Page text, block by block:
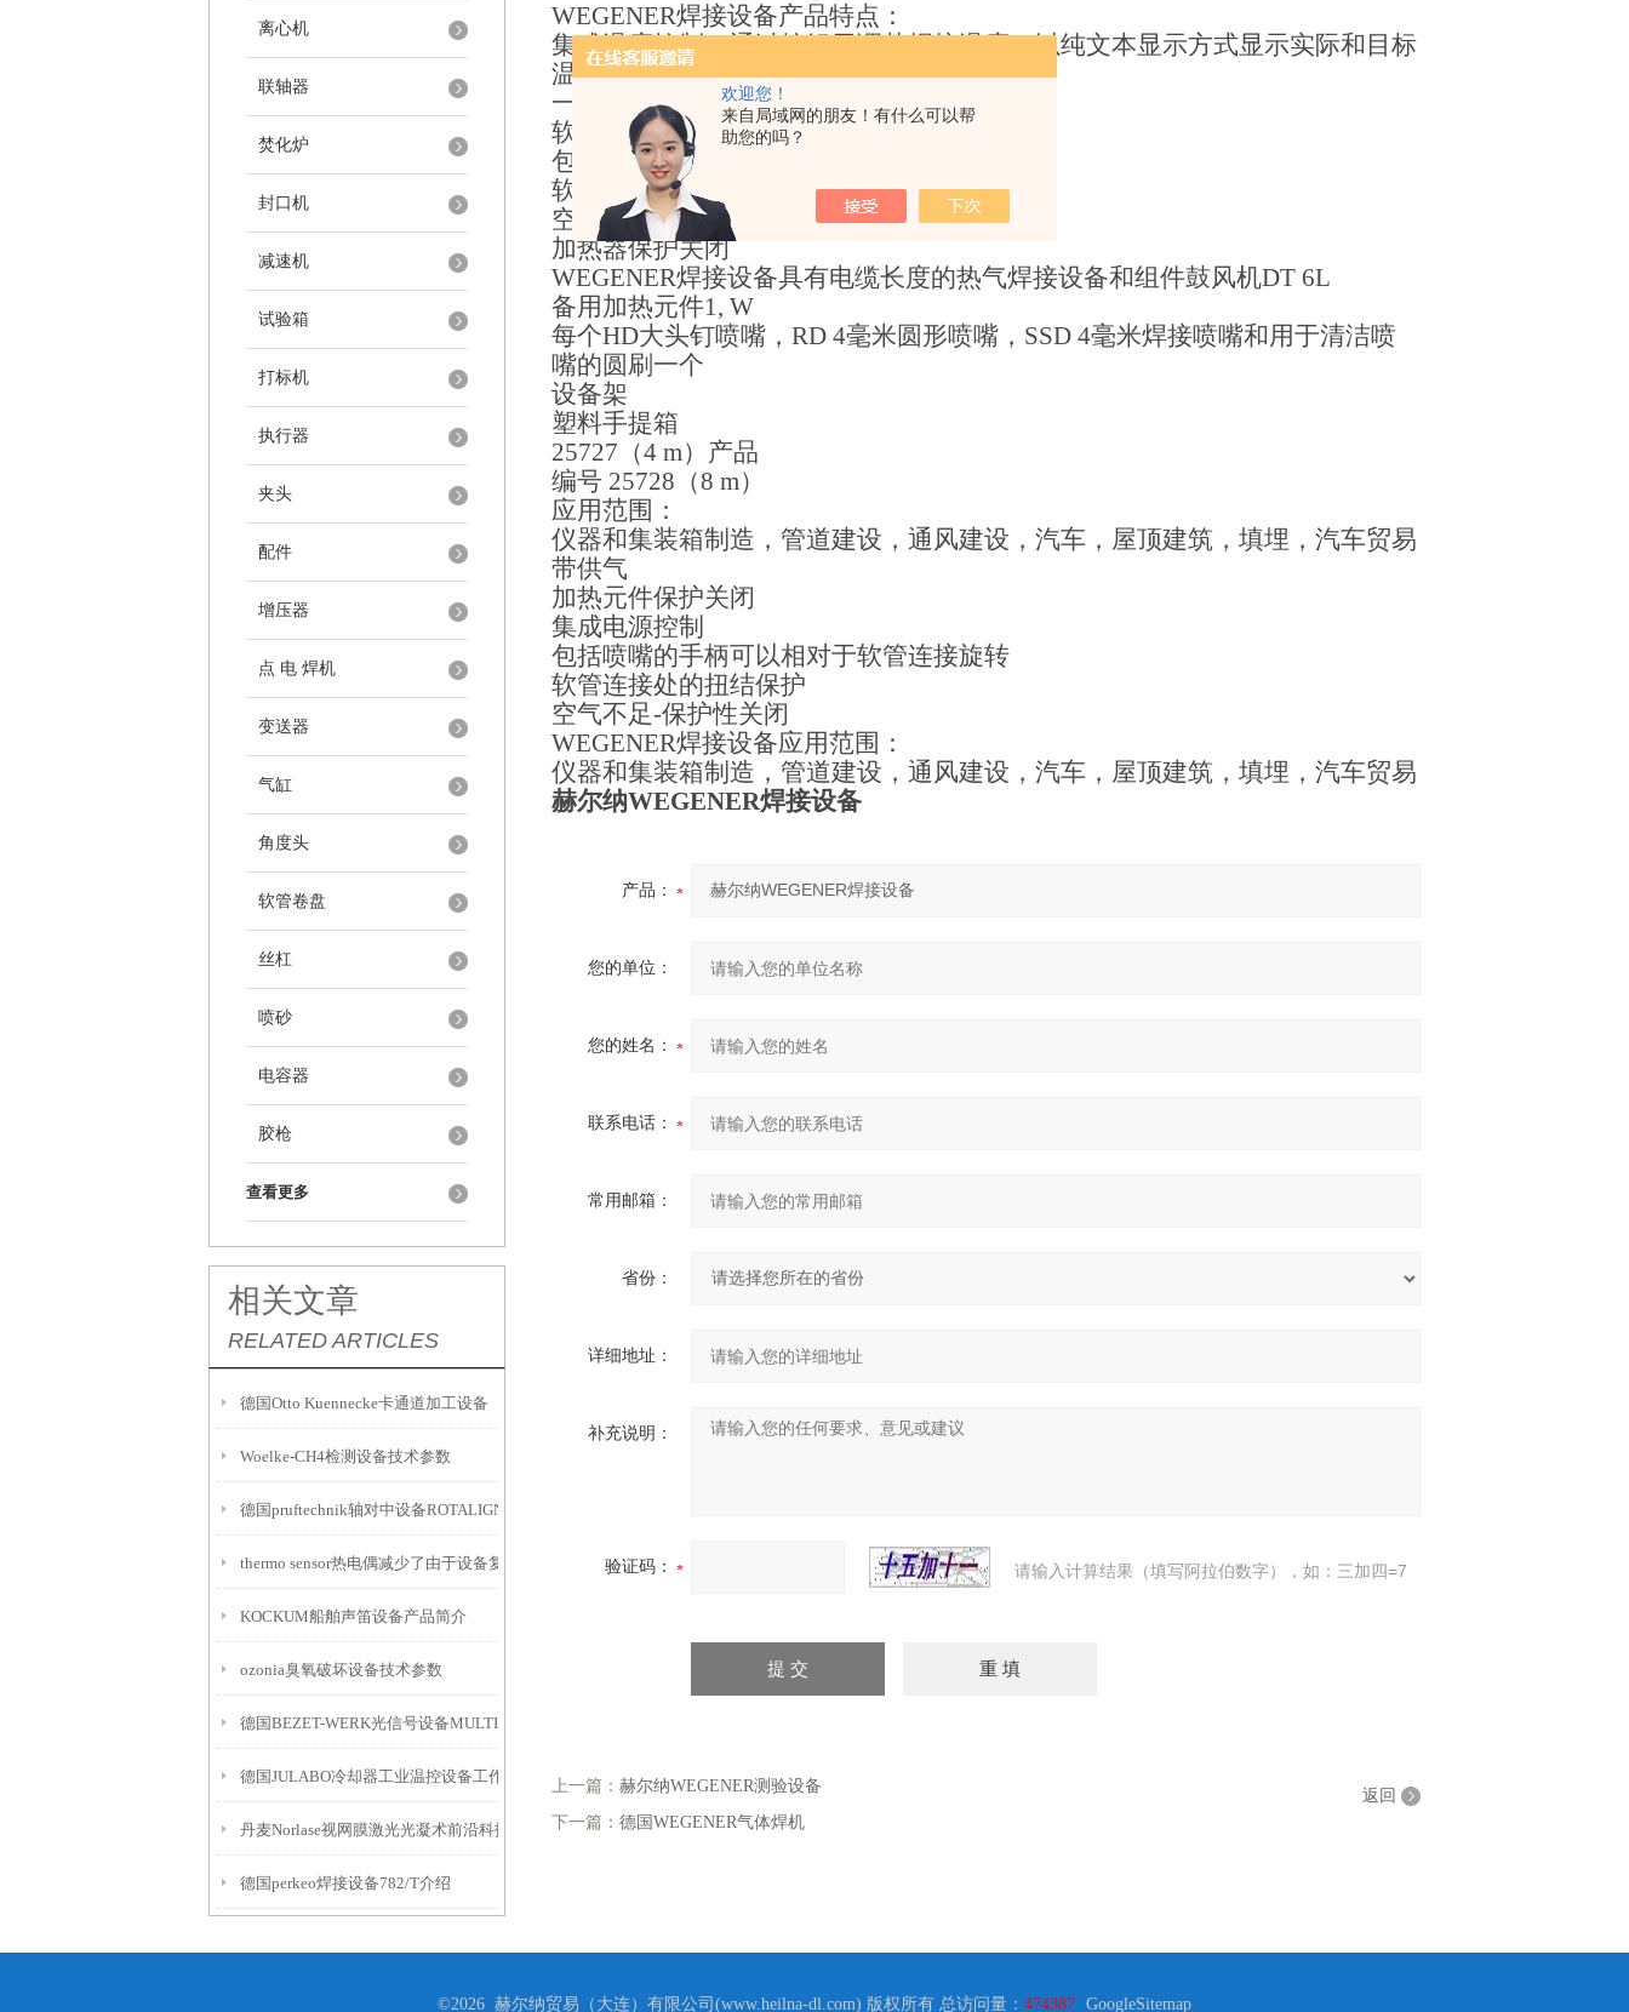
欢迎您！
来自局域网的朋友！有什么可以帮
助您的吗？
离心机
联轴器
焚化炉
封口机
减速机
试验箱
打标机
执行器
夹头
配件
增压器
点 电 焊机
变送器
气缸
角度头
软管卷盘
丝杠
喷砂
电容器
胶枪
查看更多
相关文章
RELATED ARTICLES
德国Otto Kuennecke卡通道加工设备
Woelke-CH4检测设备技术参数
德国pruftechnik轴对中设备ROTALIGN Touch
thermo sensor热电偶减少了由于设备复杂性导致的测量误差
KOCKUM船舶声笛设备产品简介
ozonia臭氧破坏设备技术参数
德国BEZET-WERK光信号设备MULTI介绍
德国JULABO冷却器工业温控设备工作原理
丹麦Norlase视网膜激光光凝术前沿科技设备
德国perkeo焊接设备782/T介绍
WEGENER焊接设备产品特点：
集成温度控制，通过按钮无调节焊接温度，以纯文本显示方式显示实际和目标
温度
一包软管中的空气和电力供应
软管连接向下倾斜
包括喷嘴的手柄可以相对于软管连接旋转
软管连接处的扭结保护
空气不足保护关闭
加热器保护关闭
WEGENER焊接设备具有电缆长度的热气焊接设备和组件鼓风机DT 6L
备用加热元件1, W
每个HD大头钉喷嘴， RD 4毫米圆形喷嘴， SSD 4毫米焊接喷嘴和用于清洁喷
嘴的圆刷一个
设备架
塑料手提箱
25727 （4 m）产品
编号 25728 （8 m）
应用范围：
仪器和集装箱制造，管道建设，通风建设，汽车，屋顶建筑，填埋，汽车贸易
带供气
加热元件保护关闭
集成电源控制
包括喷嘴的手柄可以相对于软管连接旋转
软管连接处的扭结保护
空气不足-保护性关闭
WEGENER焊接设备应用范围：
仪器和集装箱制造，管道建设，通风建设，汽车，屋顶建筑，填埋，汽车贸易
赫尔纳WEGENER焊接设备
产品：
您的单位：
您的姓名：
联系电话：
常用邮箱：
省份：
详细地址：
补充说明：
验证码： 请输入计算结果（填写阿拉伯数字），如：三加四=7
上一篇： 赫尔纳WEGENER测验设备
下一篇： 德国WEGENER气体焊机
返回
©2026 赫尔纳贸易（大连）有限公司(www.heilna-dl.com) 版权所有 总访问量： 474387 GoogleSitemap